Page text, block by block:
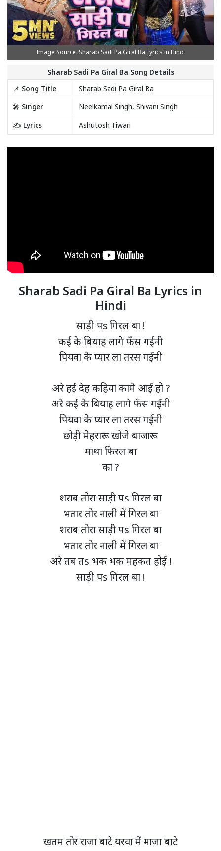
Image Source :Sharab Sadi Pa Giral Ba Lyrics in Hindi
Sharab Sadi Pa Giral Ba Song Details
📌 Song Title
Sharab Sadi Pa Giral Ba
🎤 Singer
Neelkamal Singh, Shivani Singh
✍️ Lyrics
Ashutosh Tiwari
Sharab Sadi Pa Giral Ba Lyrics in
Hindi
साड़ी पs गिरल बा !
कई के बियाह लागे फँस गईनी
पियवा के प्यार ला तरस गईनी
अरे हई देह कहिया कामे आई हो ?
अरे कई के बियाह लागे फँस गईनी
पियवा के प्यार ला तरस गईनी
छोड़ी मेहरारू खोजे बाजारू
माथा फिरल बा
का ?
शराब तोरा साड़ी पs गिरल बा
भतार तोर नाली में गिरल बा
शराब तोरा साड़ी पs गिरल बा
भतार तोर नाली में गिरल बा
अरे तब तs भक भक महकत होई !
साड़ी पs गिरल बा !
खतम तोर राजा बाटे यरवा में माजा बाटे